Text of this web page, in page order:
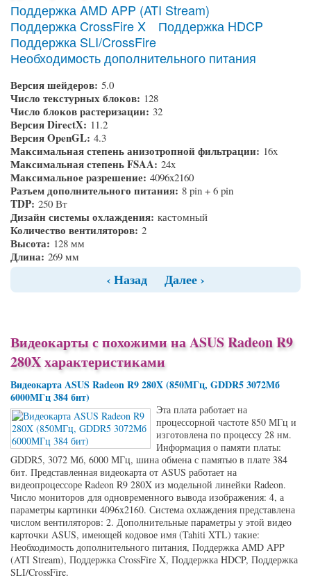
Поддержка AMD APP (ATI Stream)
Поддержка CrossFire X
Поддержка HDCP
Поддержка SLI/CrossFire
Необходимость дополнительного питания
Версия шейдеров: 5.0
Число текстурных блоков: 128
Число блоков растеризации: 32
Версия DirectX: 11.2
Версия OpenGL: 4.3
Максимальная степень анизотропной фильтрации: 16x
Максимальная степень FSAA: 24x
Максимальное разрешение: 4096x2160
Разъем дополнительного питания: 8 pin + 6 pin
TDP: 250 Вт
Дизайн системы охлаждения: кастомный
Количество вентиляторов: 2
Высота: 128 мм
Длина: 269 мм
‹ Назад Далее ›
Видеокарты с похожими на ASUS Radeon R9
280X характеристиками
Видеокарта ASUS Radeon R9 280X (850МГц, GDDR5 3072Мб
6000МГц 384 бит)
Эта плата работает на
процессорной частоте 850 МГц и
изготовлена по процессу 28 нм.
Информация о памяти платы:
GDDR5, 3072 Мб, 6000 МГц, шина обмена с памятью в плате 384
бит. Представленная видеокарта от ASUS работает на
видеопроцессоре Radeon R9 280X из модельной линейки Radeon.
Число мониторов для одновременного вывода изображения: 4, а
параметры картинки 4096x2160. Система охлаждения представлена
числом вентиляторов: 2. Дополнительные параметры у этой видео
карточки ASUS, имеющей кодовое имя (Tahiti XTL) такие:
Необходимость дополнительного питания, Поддержка AMD APP
(ATI Stream), Поддержка CrossFire X, Поддержка HDCP, Поддержка
SLI/CrossFire.